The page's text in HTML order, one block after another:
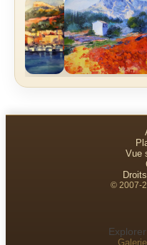
Vue
© 2007-